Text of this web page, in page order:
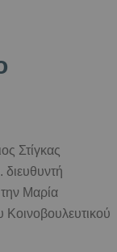
Στίγκας
Μαρία
Κοινοβουλευτικού